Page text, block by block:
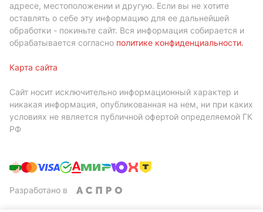
адресе, местоположении и другую. Если вы не хотите
оставлять о себе эту информацию для ее дальнейшей
обработки - покиньте сайт. Вся информация собирается и
обрабатывается согласно политике конфиденциальности.
Карта сайта
Сайт носит исключительно информационный характер и
никакая информация, опубликованная на нем, ни при каких
условиях не является публичной офертой определяемой ГК
РФ
Разработано в